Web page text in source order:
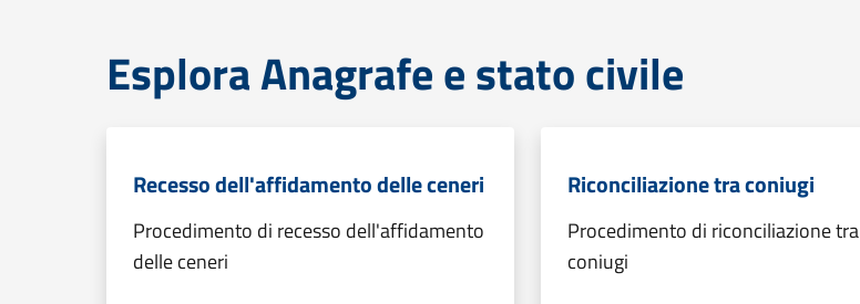
Esplora Anagrafe e stato civile
Recesso dell'affidamento delle ceneri
Procedimento di recesso dell'affidamento
delle ceneri
Riconciliazione tra coniugi
Procedimento di riconciliazione tra
coniugi